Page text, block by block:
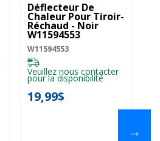
Déflecteur De
Chaleur Pour Tiroir-
Réchaud - Noir
W11594553
W11594553
Veuillez nous contacter
pour la disponibilité
19,99$
→